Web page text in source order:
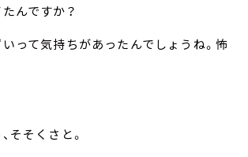
んですか？
って気持ちがあったんでしょうね。怖
そそくさと。